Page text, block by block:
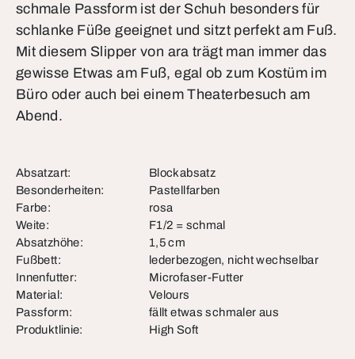
schmale Passform ist der Schuh besonders für
schlanke Füße geeignet und sitzt perfekt am Fuß.
Mit diesem Slipper von ara trägt man immer das
gewisse Etwas am Fuß, egal ob zum Kostüm im
Büro oder auch bei einem Theaterbesuch am
Abend.
Absatzart:
Blockabsatz
Besonderheiten:
Pastellfarben
Farbe:
rosa
Weite:
F1/2 = schmal
Absatzhöhe:
1,5 cm
Fußbett:
lederbezogen, nicht wechselbar
Innenfutter:
Microfaser-Futter
Material:
Velours
Passform:
fällt etwas schmaler aus
Produktlinie:
High Soft